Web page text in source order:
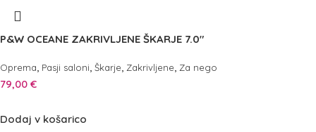
P&W OCEANE ZAKRIVLJENE ŠKARJE 7.0″
Oprema, Pasji saloni, Škarje, Zakrivljene, Za nego
79,00 €
Dodaj v košarico